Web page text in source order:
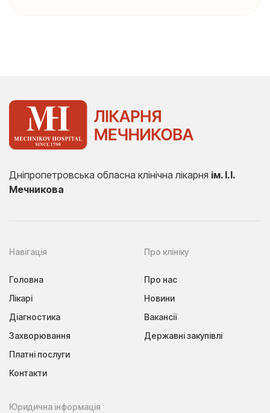
Дніпропетровська обласна клінічна лікарня ім. І.І.
Мечникова
Навігація
Головна
Лікарі
Діагностика
Захворювання
Платні послуги
Контакти
Про клініку
Про нас
Новини
Вакансії
Державні закупівлі
Юридична інформація